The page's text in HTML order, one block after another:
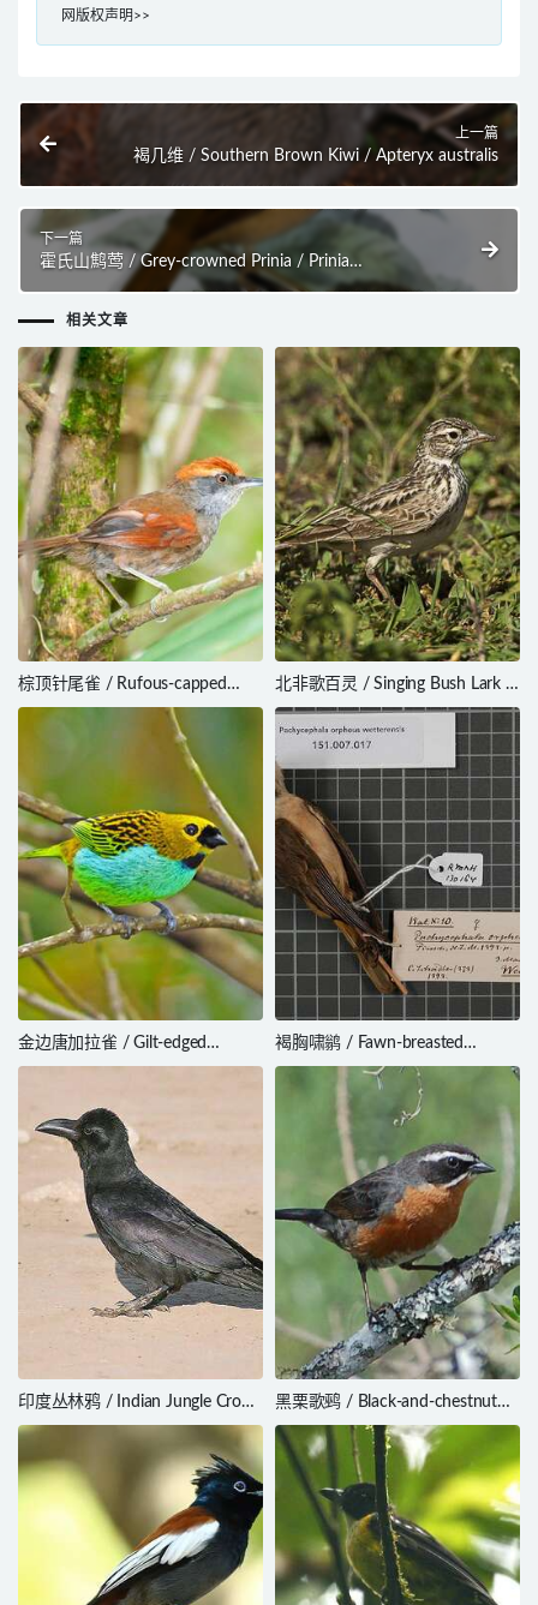
网版权声明>>
上一篇
褐几维 / Southern Brown Kiwi / Apteryx australis
下一篇
霍氏山鹪莺 / Grey-crowned Prinia / Prinia
cinereocapilla
相关文章
棕顶针尾雀 / Rufous-capped
Spinetail / Synallaxis ruficapilla
北非歌百灵 / Singing Bush Lark /
Mirafra cantillans
金边唐加拉雀 / Gilt-edged
Tanager / Tangara cyanoventris
褐胸啸鹟 / Fawn-breasted
Whistler / Pachycephala orpheus
印度丛林鸦 / Indian Jungle Crow
/ Corvus culminatus
黑栗歌鹀 / Black-and-chestnut
Warbling Finch / Poospiza whitii